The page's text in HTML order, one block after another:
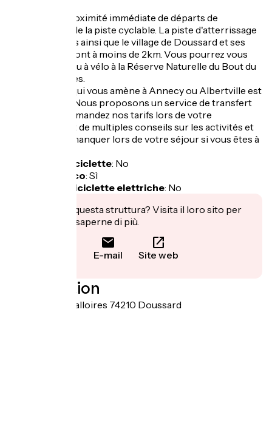
La villa est à proximité immédiate de départs de
randonnée et de la piste cyclable. La piste d'atterrissage
des parapentes ainsi que le village de Doussard et ses
commodités, sont à moins de 2km. Vous pourrez vous
rendre à pied ou à vélo à la Réserve Naturelle du Bout du
lac, et aux plages.
L'arrêt du bus qui vous amène à Annecy ou Albertville est
à 900 mètres. Nous proposons un service de transfert
en minibus (demandez nos tarifs lors de votre
réservation), et de multiples conseils sur les activités et
lieux à ne pas manquer lors de votre séjour si vous êtes à
Garage per biciclette: No
Pranzo al sacco: Sì
Ricarica per biciclette elettriche: No
Ti interessa questa struttura? Visita il loro sito per
prenotare o saperne di più.
E-mail Site web
Localisation
986 route de Talloires 74210 Doussard